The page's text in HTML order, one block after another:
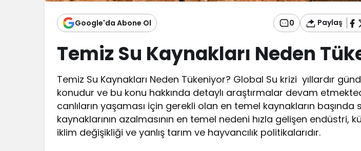
Google'da Abone Ol 0 Paylaş
Temiz Su Kaynakları Neden
Temiz Su Kaynakları Neden Tükeniyor? Global Su krizi yıllardır
konudur ve bu konu hakkında detaylı araştırmalar devam
canlıların yaşaması için gerekli olan en temel kaynakların başında
kaynaklarının azalmasının en temel nedeni hızla gelişen endüstri,
iklim değişikliği ve yanlış tarım ve hayvancılık politikalarıdır.